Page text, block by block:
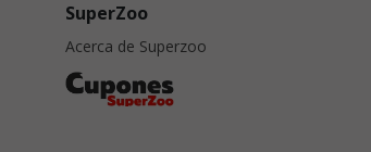
SuperZoo
Acerca de Superzoo